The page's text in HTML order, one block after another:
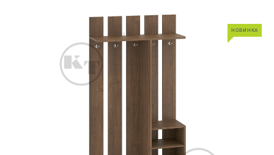
НОВИНКА